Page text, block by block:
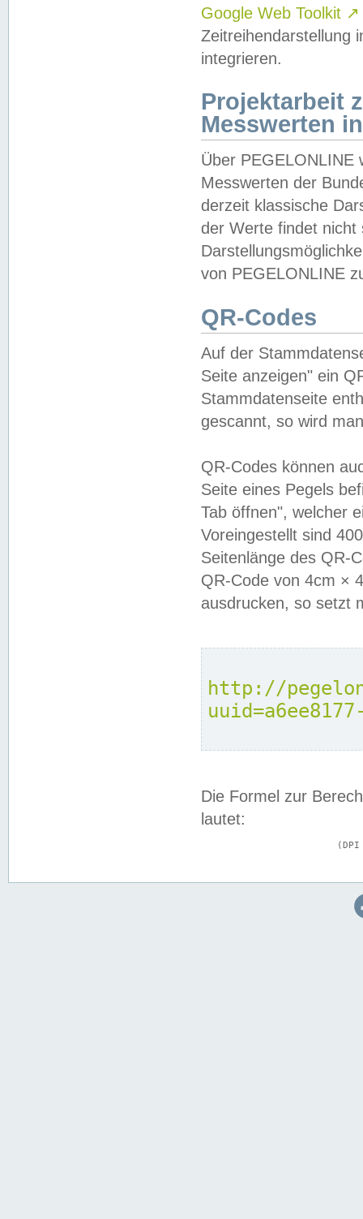
Google Web Toolkit ↗
Zeitreihendarstellung
integrieren.
Projektarbeit
Messwerten
Über PEGELONLINE
Messwerten der
derzeit klassische
der Werte findet
von PEGELONLINE
QR-Codes
Auf der
Seite anzeigen" ein
Stammdatenseite
gescannt, so wird
QR-Codes können
Seite eines Pegels
Tab öffnen", welcher
Voreingestellt sind
Seitenlänge des QR-
QR-Code von 4cm ×
ausdrucken, so setzt
http://
Die Formel zur
lautet: